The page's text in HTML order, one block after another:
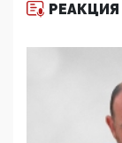
11:53, 09 Июня 2026
повестку в
09:43, 01 Июня
5G за счет
РЕАКЦИЯ